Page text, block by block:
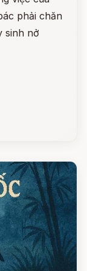
phải chăn
sinh nở